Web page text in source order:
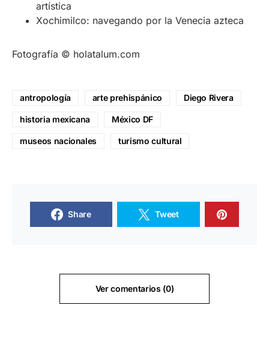
artística
Xochimilco: navegando por la Venecia azteca
Fotografía © holatalum.com
antropología arte prehispánico Diego Rivera
historia mexicana México DF
museos nacionales turismo cultural
Share Tweet
Ver comentarios (0)